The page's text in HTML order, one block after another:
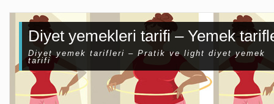
Diyet yemekleri tarifi – Yemek
Diyet yemek tarifleri – Pratik ve light diyet yemek
tarifi